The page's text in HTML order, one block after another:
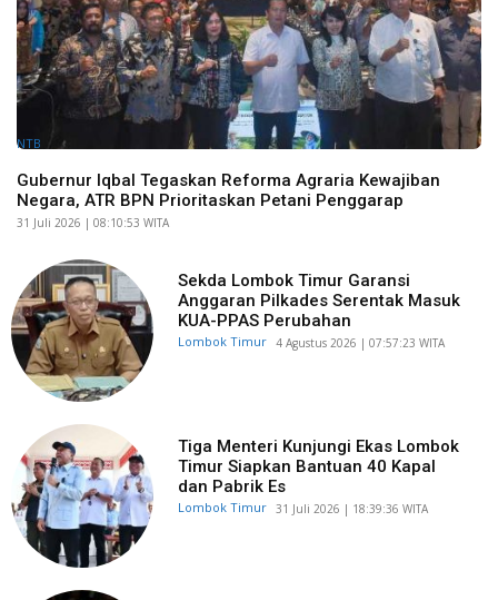
NTB
Gubernur Iqbal Tegaskan Reforma Agraria Kewajiban
Negara, ATR BPN Prioritaskan Petani Penggarap
​31 Juli 2026 | 08:10:53 WITA
Sekda Lombok Timur Garansi
Anggaran Pilkades Serentak Masuk
KUA-PPAS Perubahan
Lombok Timur ​4 Agustus 2026 | 07:57:23 WITA
Tiga Menteri Kunjungi Ekas Lombok
Timur Siapkan Bantuan 40 Kapal
dan Pabrik Es
Lombok Timur ​31 Juli 2026 | 18:39:36 WITA